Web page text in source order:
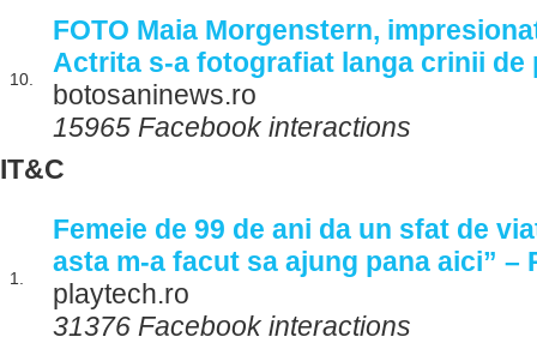
10.
FOTO Maia Morgenstern,
Actrita s-a fotografiat langa crinii de
botosaninews.ro
15965 Facebook interactions
IT&C
1.
Femeie de 99 de ani da un sfat de
asta m-a facut sa ajung pana aici” –
playtech.ro
31376 Facebook interactions